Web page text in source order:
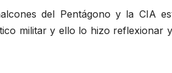
del Pentágono y la CIA
militar y ello lo hizo reflexionar